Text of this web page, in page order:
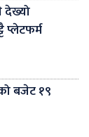
देख्यो
प्लेटफर्म
बजेट १९